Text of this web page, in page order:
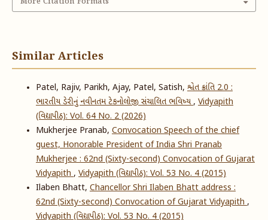
Similar Articles
Patel, Rajiv, Parikh, Ajay, Patel, Satish, શ્વેત ક્રાંતિ 2.0 :
ભારતીય ડેરીનું નવીનતમ ટેકનોલોજી સંચાલિત ભવિષ્ય, Vidyapith
(વિદ્યાપીઠ): Vol. 64 No. 2 (2026)
Mukherjee Pranab, Convocation Speech of the chief
guest, Honorable President of India Shri Pranab
Mukherjee : 62nd (Sixty-second) Convocation of Gujarat
Vidyapith, Vidyapith (વિદ્યાપીઠ): Vol. 53 No. 4 (2015)
Ilaben Bhatt, Chancellor Shri Ilaben Bhatt address :
62nd (Sixty-second) Convocation of Gujarat Vidyapith,
Vidyapith (વિદ્યાપીઠ): Vol. 53 No. 4 (2015)